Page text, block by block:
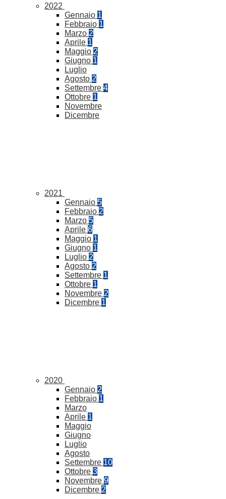
2022
Gennaio 1
Febbraio 1
Marzo 2
Aprile 1
Maggio 2
Giugno 1
Luglio
Agosto 2
Settembre 4
Ottobre 1
Novembre
Dicembre
2021
Gennaio 5
Febbraio 2
Marzo 5
Aprile 6
Maggio 1
Giugno 1
Luglio 2
Agosto 2
Settembre 1
Ottobre 1
Novembre 2
Dicembre 1
2020
Gennaio 2
Febbraio 1
Marzo
Aprile 1
Maggio
Giugno
Luglio
Agosto
Settembre 10
Ottobre 3
Novembre 9
Dicembre 2